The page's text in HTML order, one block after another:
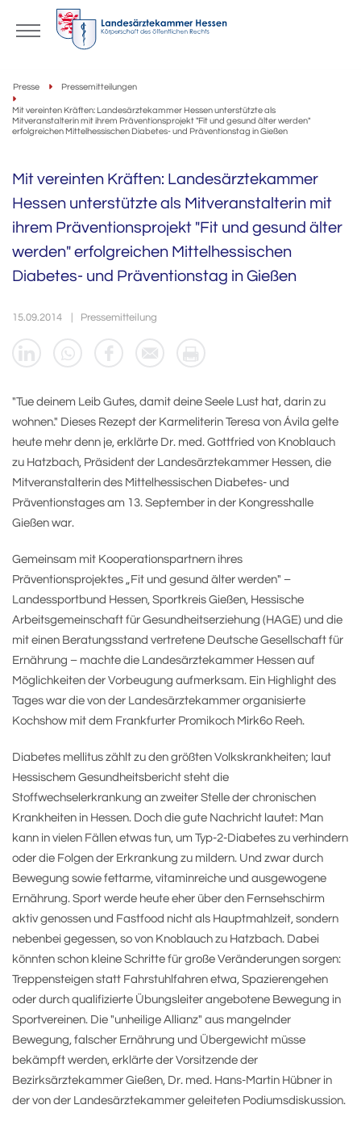
Presse Pressemitteilungen
Mit vereinten Kräften: Landesärztekammer Hessen unterstützte als
Mitveranstalterin mit ihrem Präventionsprojekt "Fit und gesund älter werden"
erfolgreichen Mittelhessischen Diabetes- und Präventionstag in Gießen
Mit vereinten Kräften: Landesärztekammer
Hessen unterstützte als Mitveranstalterin mit
ihrem Präventionsprojekt "Fit und gesund älter
werden" erfolgreichen Mittelhessischen
Diabetes- und Präventionstag in Gießen
15.09.2014 Pressemitteilung
"Tue deinem Leib Gutes, damit deine Seele Lust hat, darin zu
wohnen." Dieses Rezept der Karmeliterin Teresa von Ávila gelte
heute mehr denn je, erklärte Dr. med. Gottfried von Knoblauch
zu Hatzbach, Präsident der Landesärztekammer Hessen, die
Mitveranstalterin des Mittelhessischen Diabetes- und
Präventionstages am 13. September in der Kongresshalle
Gießen war.
Gemeinsam mit Kooperationspartnern ihres
Präventionsprojektes „Fit und gesund älter werden" –
Landessportbund Hessen, Sportkreis Gießen, Hessische
Arbeitsgemeinschaft für Gesundheitserziehung (HAGE) und die
mit einen Beratungsstand vertretene Deutsche Gesellschaft für
Ernährung – machte die Landesärztekammer Hessen auf
Möglichkeiten der Vorbeugung aufmerksam. Ein Highlight des
Tages war die von der Landesärztekammer organisierte
Kochshow mit dem Frankfurter Promikoch Mirk6o Reeh.
Diabetes mellitus zählt zu den größten Volkskrankheiten; laut
Hessischem Gesundheitsbericht steht die
Stoffwechselerkrankung an zweiter Stelle der chronischen
Krankheiten in Hessen. Doch die gute Nachricht lautet: Man
kann in vielen Fällen etwas tun, um Typ-2-Diabetes zu verhindern
oder die Folgen der Erkrankung zu mildern. Und zwar durch
Bewegung sowie fettarme, vitaminreiche und ausgewogene
Ernährung. Sport werde heute eher über den Fernsehschirm
aktiv genossen und Fastfood nicht als Hauptmahlzeit, sondern
nebenbei gegessen, so von Knoblauch zu Hatzbach. Dabei
könnten schon kleine Schritte für große Veränderungen sorgen:
Treppensteigen statt Fahrstuhlfahren etwa, Spazierengehen
oder durch qualifizierte Übungsleiter angebotene Bewegung in
Sportvereinen. Die "unheilige Allianz" aus mangelnder
Bewegung, falscher Ernährung und Übergewicht müsse
bekämpft werden, erklärte der Vorsitzende der
Bezirksärztekammer Gießen, Dr. med. Hans-Martin Hübner in
der von der Landesärztekammer geleiteten Podiumsdiskussion.